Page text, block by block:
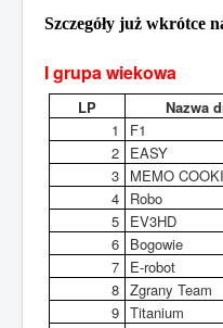
Sezon 2016/2017
Sezon 2014/2015
Jesteś tutaj:
Robo Elektryk Day 2017
Szczegóły już wkrótce
I grupa wiekowa
LP Nazwa
1
F1
2 EASY
3 MEMO
4 Robo
5 EV3HD
6 Bogowie
7 E-robot
8 Zgrany Team
9 Titanium